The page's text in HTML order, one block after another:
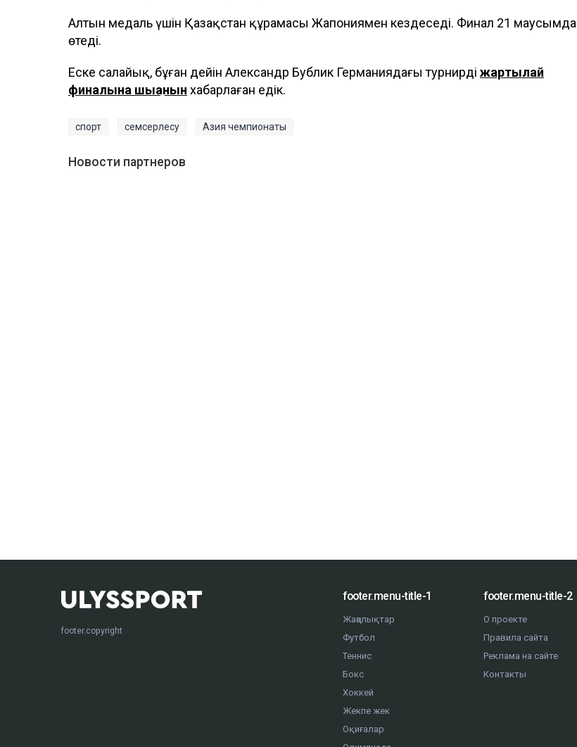
Алтын медаль үшін Қазақстан құрамасы Жапониямен кездеседі. Финал 21 маусымда
өтеді.
Еске салайық, бұған дейін Александр Бублик Германиядағы турнирдің жартылай
финалына шыққанын хабарлаған едік.
спорт семсерлесу Азия чемпионаты
Новости партнеров
footer.copyright
footer.menu-title-1
Жаңалықтар
Футбол
Теннис
Бокс
Хоккей
Жекпе жек
Оқиғалар
footer.menu-title-2
О проекте
Правила сайта
Реклама на сайте
Контакты